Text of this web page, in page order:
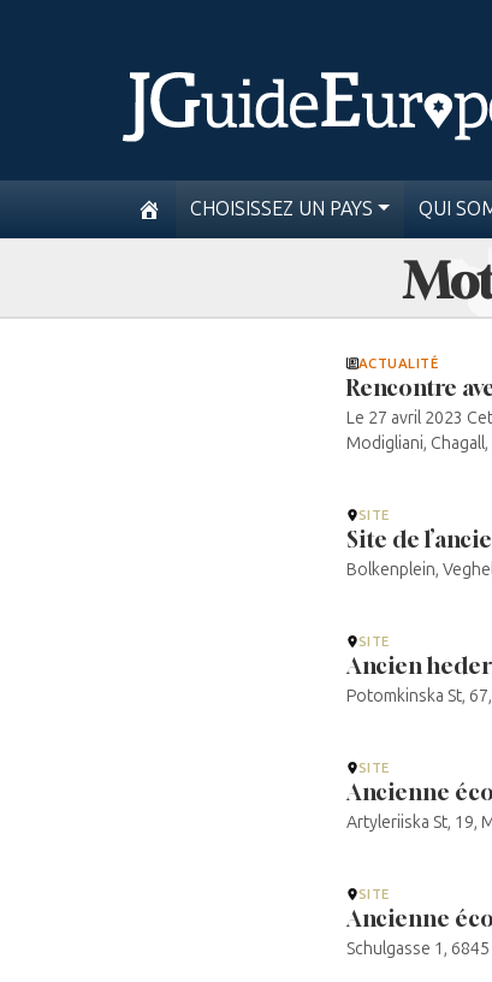
CHOISISSEZ UN PAYS QUI
ACTUALITÉ
Rencontre
Le 27 avril 2023
Modigliani, Chagall,
SITE
Site de
Bolkenplein,
SITE
Ancien
Potomkinska St,
SITE
Ancienne
Artyleriiska St, 19,
SITE
Ancienne
Schulgasse 1,